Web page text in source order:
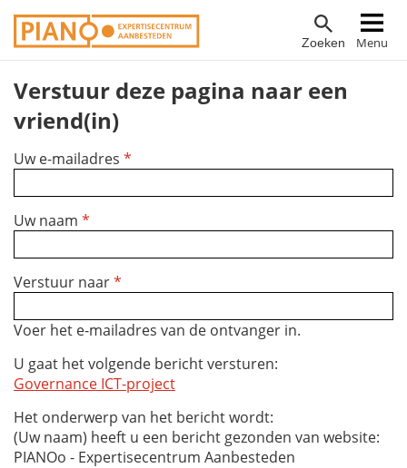
Overslaan
en
de
inhoud
gaan
Zoeken Menu
Hoofdnavigatie
Verstuur deze pagina naar een
vriend(in)
Uw e-mailadres *
Uw naam *
Verstuur naar*
Voer het e-mailadres van de ontvanger in.
U gaat het volgende bericht versturen:
Governance ICT-project
Het onderwerp van het bericht wordt:
(Uw naam) heeft u een bericht gezonden van website:
PIANOo - Expertisecentrum Aanbesteden